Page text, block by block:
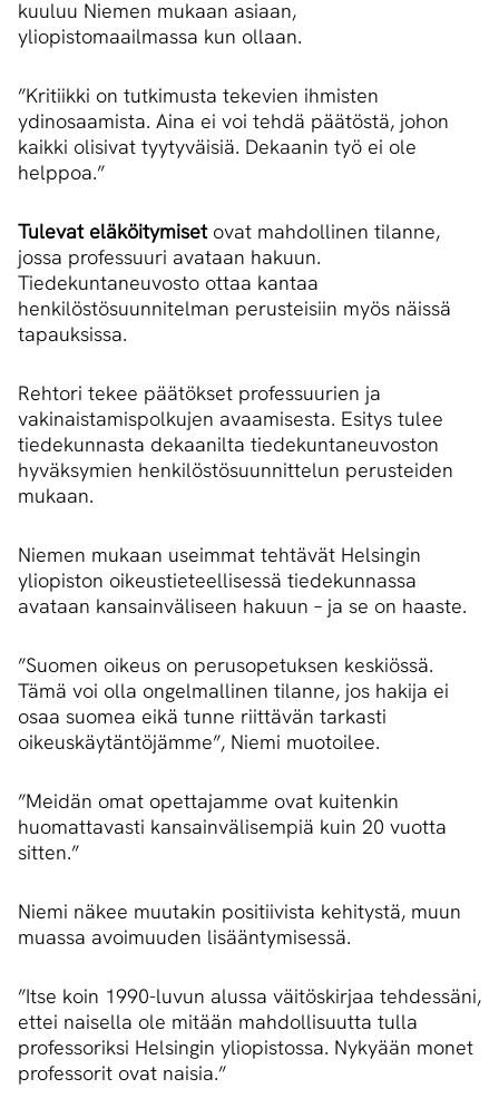
kuuluu Niemen mukaan asiaan,
yliopistomaailmassa kun ollaan.
”Kritiikki on tutkimusta tekevien ihmisten
ydinosaamista. Aina ei voi tehdä päätöstä, johon
kaikki olisivat tyytyväisiä. Dekaanin työ ei ole
helppoa.”
Tulevat eläköitymisetovat mahdollinen tilanne,
jossa professuuri avataan hakuun.
Tiedekuntaneuvosto ottaa kantaa
henkilöstösuunnitelman perusteisiin myös näissä
tapauksissa.
Rehtori tekee päätökset professuurien ja
vakinaistamispolkujen avaamisesta. Esitys tulee
tiedekunnasta dekaanilta tiedekuntaneuvoston
hyväksymien henkilöstösuunnittelun perusteiden
mukaan.
Niemen mukaan useimmat tehtävät Helsingin
yliopiston oikeustieteellisessä tiedekunnassa
avataan kansainväliseen hakuun – ja se on haaste.
”Suomen oikeus on perusopetuksen keskiössä.
Tämä voi olla ongelmallinen tilanne, jos hakija ei
osaa suomea eikä tunne riittävän tarkasti
oikeuskäytäntöjämme”, Niemi muotoilee.
”Meidän omat opettajamme ovat kuitenkin
huomattavasti kansainvälisempiä kuin 20 vuotta
sitten.”
Niemi näkee muutakin positiivista kehitystä, muun
muassa avoimuuden lisääntymisessä.
”Itse koin 1990-luvun alussa väitöskirjaa tehdessäni,
ettei naisella ole mitään mahdollisuutta tulla
professoriksi Helsingin yliopistossa. Nykyään monet
professorit ovat naisia.”